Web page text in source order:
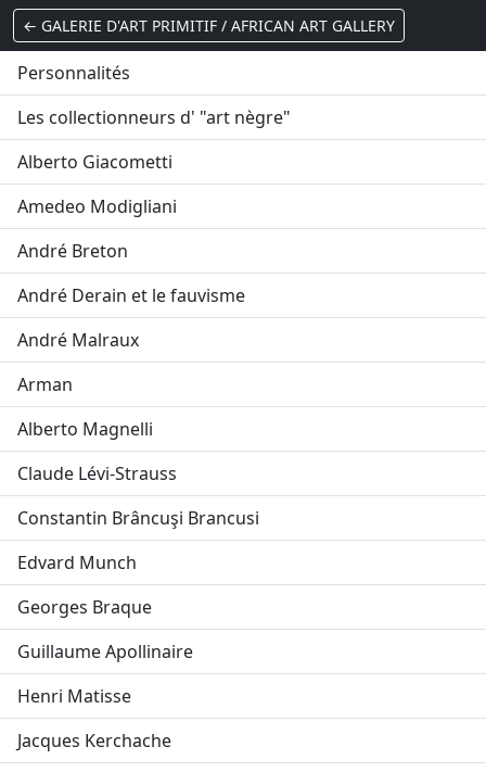
← GALERIE D'ART PRIMITIF / AFRICAN ART GALLERY
Personnalités
Les collectionneurs d' "art nègre"
Alberto Giacometti
Amedeo Modigliani
André Breton
André Derain et le fauvisme
André Malraux
Arman
Alberto Magnelli
Claude Lévi-Strauss
Constantin Brâncuşi Brancusi
Edvard Munch
Georges Braque
Guillaume Apollinaire
Henri Matisse
Jacques Kerchache